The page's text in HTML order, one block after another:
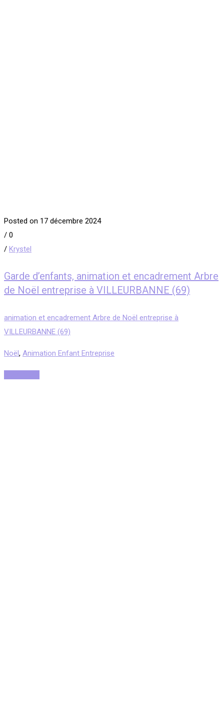
Posted on 17 décembre 2024
/ 0
/ Krystel
Garde d’enfants, animation et encadrement Arbre
de Noël entreprise à VILLEURBANNE (69)
animation et encadrement Arbre de Noël entreprise à
VILLEURBANNE (69)
Noël, Animation Enfant Entreprise